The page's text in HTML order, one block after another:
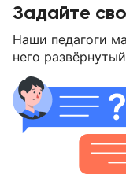
Задайте
Наши педагоги
него